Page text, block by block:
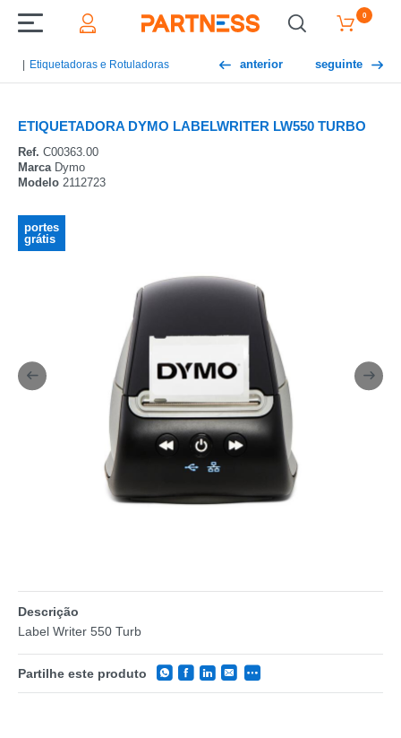
0
Etiquetadoras e Rotuladoras anterior seguinte
ETIQUETADORA DYMO LABELWRITER LW550 TURBO
Ref. C00363.00
MarcaDymo
Modelo 2112723
portes
grátis
Descrição
Label Writer 550 Turb
Partilhe este produto